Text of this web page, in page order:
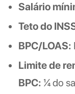
Salário
Teto do
BPC/LOAS:
Limite de
BPC: ¼ do